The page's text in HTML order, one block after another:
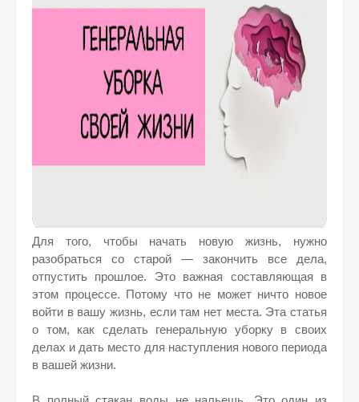
Для того, чтобы начать новую жизнь, нужно
разобраться со старой — закончить все дела,
отпустить прошлое. Это важная составляющая в
этом процессе. Потому что не может ничто новое
войти в вашу жизнь, если там нет места. Эта статья
о том, как сделать генеральную уборку в своих
делах и дать место для наступления нового периода
в вашей жизни.